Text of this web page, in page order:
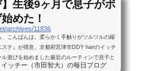
】生後9ヶ月で息子がボ
めた！
archives/11836
、こんばんは。柔らかく手触りがツルツルの縮
ステ』が得意、京都府宮津市DDY hairのイッチ
遊びを始めました最近のルーティンで息子と
船に浮く100均のボールを使って息子と遊ん
ッチー（市田智大）の毎日ブログ